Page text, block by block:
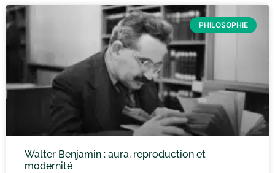
PHILOSOPHIE
Walter Benjamin : aura, reproduction et
modernité